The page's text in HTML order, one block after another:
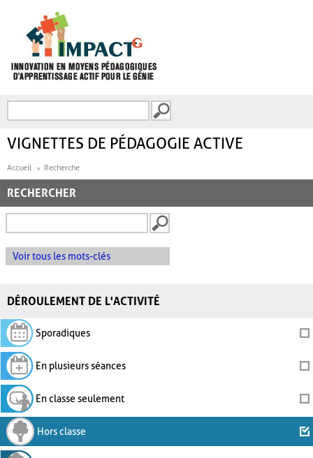
FORMULAIRE DE
VIGNETTES DE PÉDAGOGIE ACTIVE
Accueil Recherche
RECHERCHER
Voir tous les mots-clés
DÉROULEMENT DE L'ACTIVITÉ
Sporadiques
En plusieurs séances
En classe seulement
Hors classe